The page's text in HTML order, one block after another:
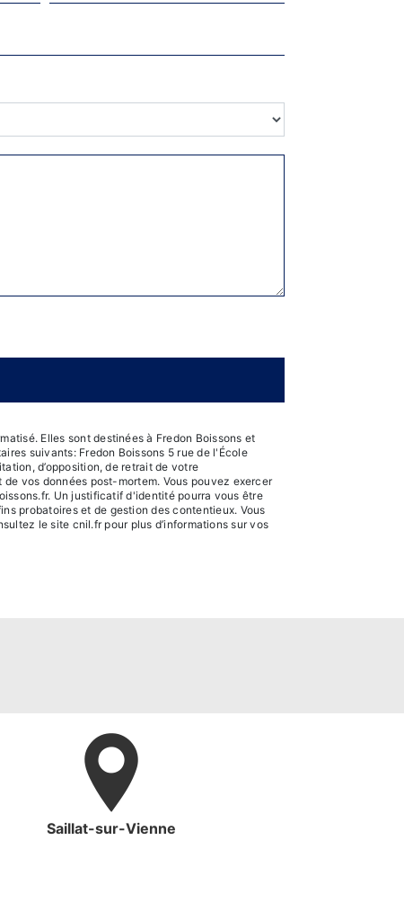
Elles sont destinées à Fredon Boissons et
suivants: Fredon Boissons 5 rue de l'École
d’opposition, de retrait de votre
de vos données post-mortem. Vous pouvez exercer
Un justificatif d'identité pourra vous être
probatoires et de gestion des contentieux. Vous
le site cnil.fr pour plus d’informations sur vos
Saillat-sur-Vienne